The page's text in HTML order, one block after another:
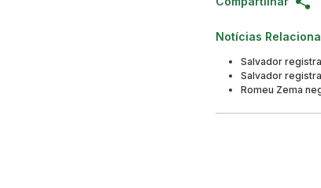
Notícias
Salvador
Salvador
Romeu Zema